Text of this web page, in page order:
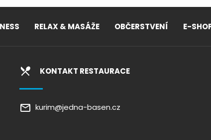
RELAX & MASÁŽE OBČERSTVENÍ E-
KONTAKT RESTAURACE
kurim@jedna-basen.cz